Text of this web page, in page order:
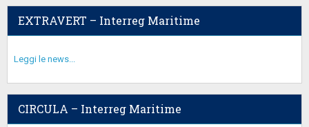
EXTRAVERT – Interreg Maritime
Leggi le news...
CIRCULA – Interreg Maritime